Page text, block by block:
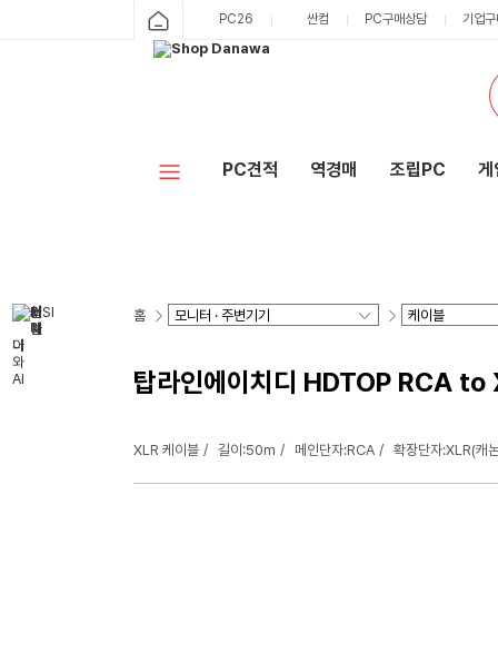
PC26 싼컴 PC구매상담 기업
PC견적 역경매 조립PC 게
홈
탑라인에이치디 HDTOP RCA
XLR 케이블 길이:50m 메인단자:RCA 확장단자:XLR(캐